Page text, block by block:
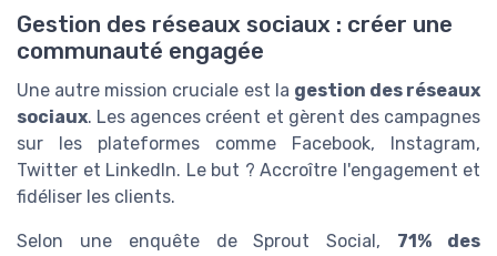
Gestion des réseaux sociaux : créer une
communauté engagée
Une autre mission cruciale est la gestion des réseaux
sociaux. Les agences créent et gèrent des campagnes
sur les plateformes comme Facebook, Instagram,
Twitter et LinkedIn. Le but ? Accroître l'engagement et
fidéliser les clients.
Selon une enquête de Sprout Social, 71% des